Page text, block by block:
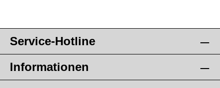
Service-Hotline
Informationen